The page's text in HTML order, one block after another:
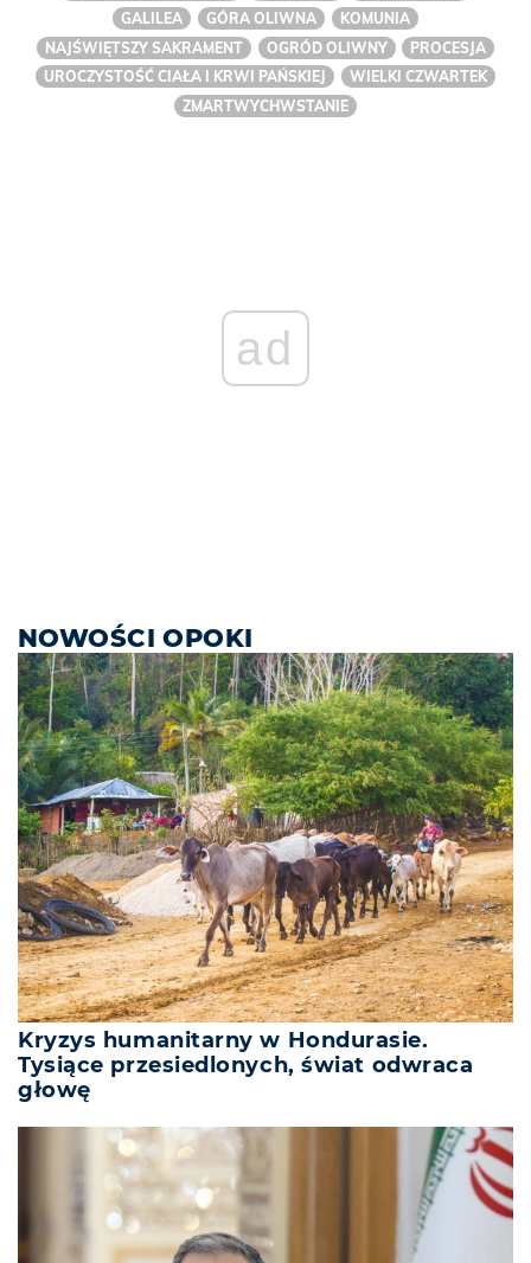
GALILEA
GÓRA OLIWNA
KOMUNIA
NAJŚWIĘTSZY SAKRAMENT
OGRÓD OLIWNY
PROCESJA
UROCZYSTOŚĆ CIAŁA I KRWI PAŃSKIEJ
WIELKI CZWARTEK
ZMARTWYCHWSTANIE
ad
NOWOŚCI OPOKI
Kryzys humanitarny w Hondurasie.
Tysiące przesiedlonych, świat odwraca
głowę